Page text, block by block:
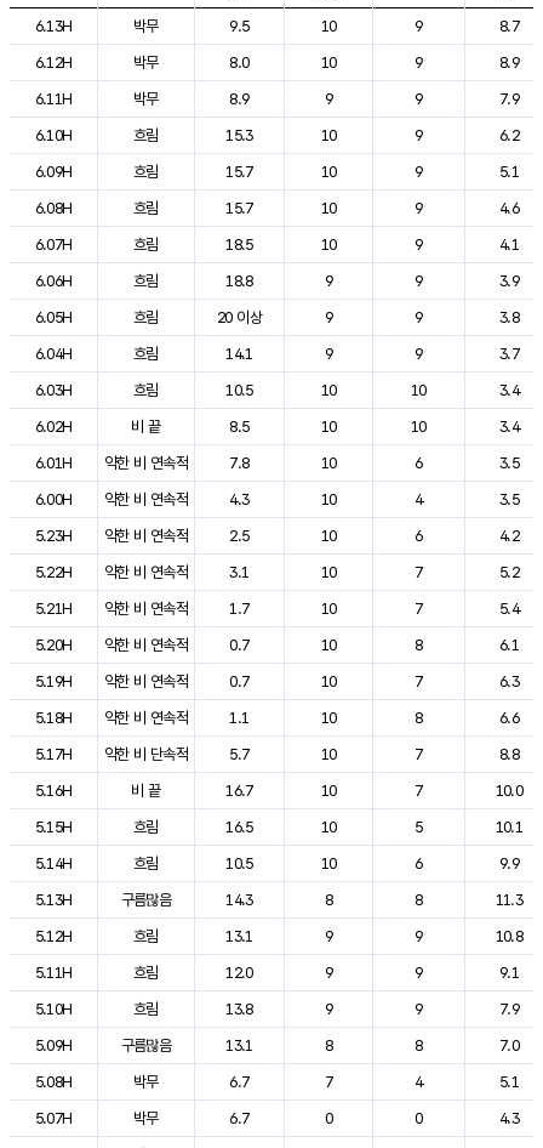
도시별 기상실황표로 지점, 날씨, 기온, 강수, 바람, 기압등을 안내한 표입
6.13H
박무 9.5 10 9
8.7
6.12H
박무 8.0 10 9
8.9
6.11H
박무 8.9 9 9
7.9
6.10H
흐림 15.3 10 9
6.2
6.09H
흐림 15.7 10 9
5.1
6.08H
흐림 15.7 10 9
4.6
6.07H
흐림 18.5 10 9
4.1
6.06H
흐림 18.8 9 9
3.9
6.05H
흐림 20 이상 9 9
3.8
6.04H
흐림 14.1 9 9
3.7
6.03H
흐림 10.5 10 10
3.4
6.02H
비 끝 8.5 10 10
3.4
6.01H
약한 비 연속적 7.8 10 6
3.5
6.00H
약한 비 연속적 4.3 10 4
3.5
5.23H
약한 비 연속적 2.5 10 6
4.2
5.22H
약한 비 연속적 3.1 10 7
5.2
5.21H
약한 비 연속적 1.7 10 7
5.4
5.20H
약한 비 연속적 0.7 10 8
6.1
5.19H
약한 비 연속적 0.7 10 7
6.3
5.18H
약한 비 연속적 1.1 10 8
6.6
5.17H
약한 비 단속적 5.7 10 7
8.8
5.16H
비 끝 16.7 10 7
10.0
5.15H
흐림 16.5 10 5
10.1
5.14H
흐림 10.5 10 6
9.9
5.13H
구름많음 14.3 8 8
11.3
5.12H
흐림 13.1 9 9
10.8
5.11H
흐림 12.0 9 9
9.1
5.10H
흐림 13.8 9 9
7.9
5.09H
구름많음 13.1 8 8
7.0
5.08H
박무 6.7 7 4
5.1
5.07H
박무 6.7 0 0
4.3